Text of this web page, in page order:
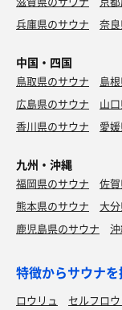
兵庫県のサウナ
奈
中国・四国
鳥取県のサウナ 島
広島県のサウナ
山
香川県のサウナ
愛
九州・沖縄
福岡県のサウナ 佐
熊本県のサウナ
大
鹿児島県のサウナ
特徴からサウナを
ロウリュ セルフロ